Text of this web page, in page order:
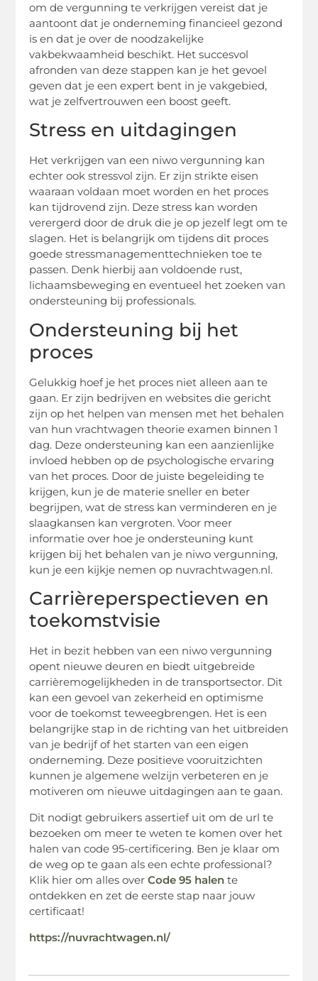
om de vergunning te verkrijgen vereist dat je
aantoont dat je onderneming financieel gezond
is en dat je over de noodzakelijke
vakbekwaamheid beschikt. Het succesvol
afronden van deze stappen kan je het gevoel
geven dat je een expert bent in je vakgebied,
wat je zelfvertrouwen een boost geeft.
Stress en uitdagingen
Het verkrijgen van een niwo vergunning kan
echter ook stressvol zijn. Er zijn strikte eisen
waaraan voldaan moet worden en het proces
kan tijdrovend zijn. Deze stress kan worden
verergerd door de druk die je op jezelf legt om te
slagen. Het is belangrijk om tijdens dit proces
goede stressmanagementtechnieken toe te
passen. Denk hierbij aan voldoende rust,
lichaamsbeweging en eventueel het zoeken van
ondersteuning bij professionals.
Ondersteuning bij het
proces
Gelukkig hoef je het proces niet alleen aan te
gaan. Er zijn bedrijven en websites die gericht
zijn op het helpen van mensen met het behalen
van hun vrachtwagen theorie examen binnen 1
dag. Deze ondersteuning kan een aanzienlijke
invloed hebben op de psychologische ervaring
van het proces. Door de juiste begeleiding te
krijgen, kun je de materie sneller en beter
begrijpen, wat de stress kan verminderen en je
slaagkansen kan vergroten. Voor meer
informatie over hoe je ondersteuning kunt
krijgen bij het behalen van je niwo vergunning,
kun je een kijkje nemen op nuvrachtwagen.nl.
Carrièreperspectieven en
toekomstvisie
Het in bezit hebben van een niwo vergunning
opent nieuwe deuren en biedt uitgebreide
carrièremogelijkheden in de transportsector. Dit
kan een gevoel van zekerheid en optimisme
voor de toekomst teweegbrengen. Het is een
belangrijke stap in de richting van het uitbreiden
van je bedrijf of het starten van een eigen
onderneming. Deze positieve vooruitzichten
kunnen je algemene welzijn verbeteren en je
motiveren om nieuwe uitdagingen aan te gaan.
Dit nodigt gebruikers assertief uit om de url te
bezoeken om meer te weten te komen over het
halen van code 95-certificering. Ben je klaar om
de weg op te gaan als een echte professional?
Klik hier om alles overCode 95 halen te
ontdekken en zet de eerste stap naar jouw
certificaat!
https://nuvrachtwagen.nl/